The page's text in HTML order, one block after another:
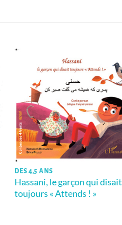
DÈS 4,5 ANS
Hassani, le garçon qui disait
toujours « Attends ! »